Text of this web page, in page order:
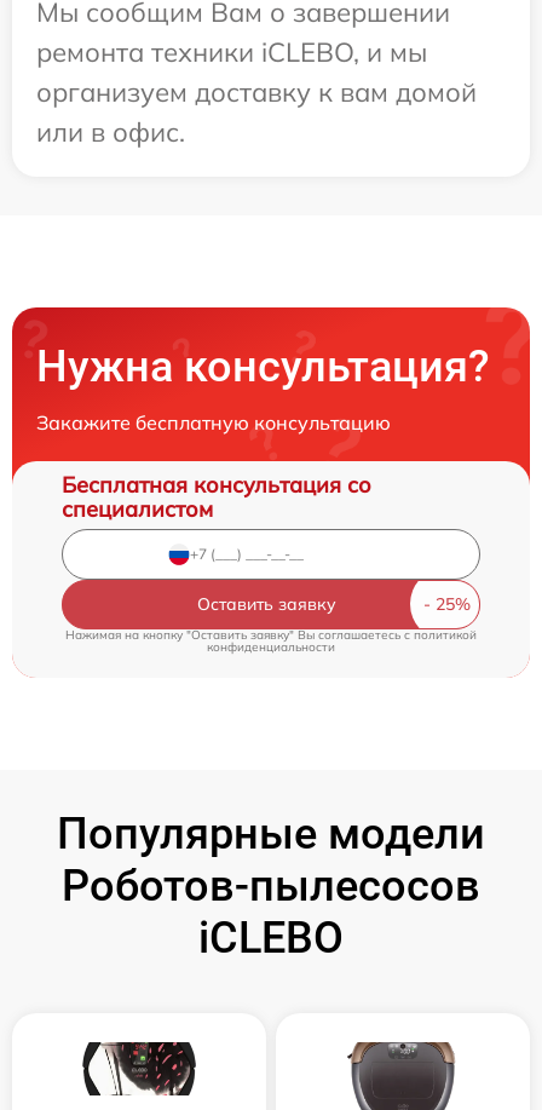
Мы сообщим Вам о завершении
ремонта техники iCLEBO, и мы
организуем доставку к вам домой
или в офис.
Нужна консультация?
Закажите бесплатную консультацию
Бесплатная консультация со
специалистом
Оставить заявку
Нажимая на кнопку "Оставить заявку" Вы соглашаетесь cполитикой
конфиденциальности
Популярные модели
Роботов-пылесосов
iCLEBO